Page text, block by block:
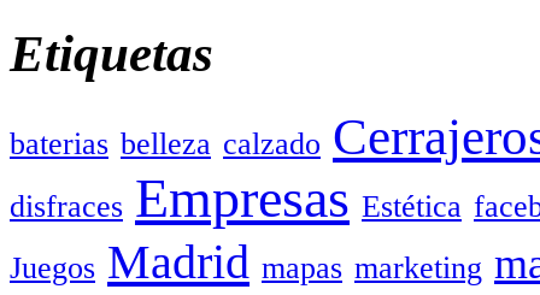
Etiquetas
baterias belleza calzado
disfraces Empresas Estética
Juegos Madrid mapas marketing